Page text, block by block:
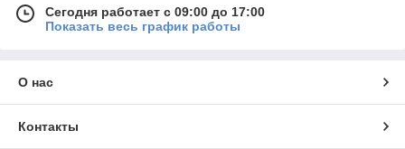
Сегодня работает с 09:00 до 17:00
Показать весь график работы
О нас
Контакты